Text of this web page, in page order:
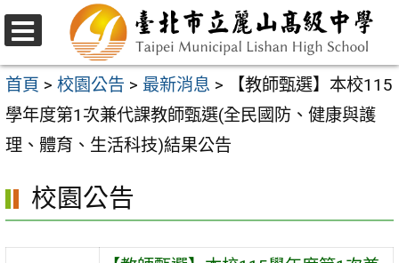
跳
至
主
要
內
區
選
單
首頁 > 校園公告 > 最新消息 >
【教師甄選】本校115
學年度第1次兼代課教師甄選(全民國防、健康與護
理、體育、生活科技)結果公告
校園公告